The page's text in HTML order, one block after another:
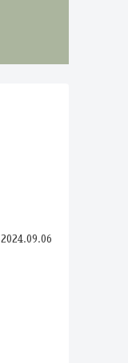
2024.09.06